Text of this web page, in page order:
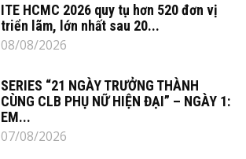
ITE HCMC 2026 quy tụ hơn 520 đơn vị
triển lãm, lớn nhất sau 20...
08/08/2026
SERIES “21 NGÀY TRƯỞNG THÀNH
CÙNG CLB PHỤ NỮ HIỆN ĐẠI” – NGÀY 1:
EM...
07/08/2026